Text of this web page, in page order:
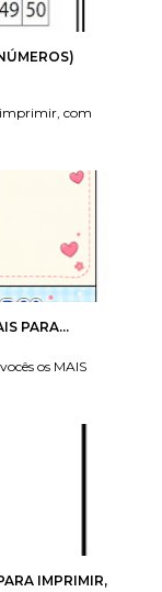
imprimir, com
PARA...
os MAIS
IMPRIMIR,